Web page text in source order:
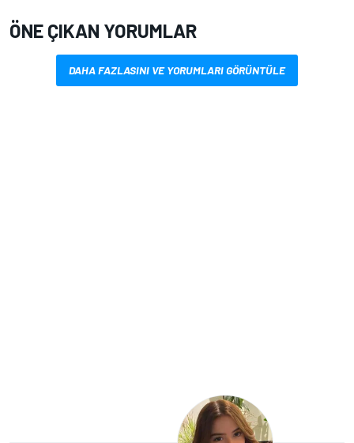
ÖNE ÇIKAN YORUMLAR
DAHA FAZLASINI VE YORUMLARI GÖRÜNTÜLE